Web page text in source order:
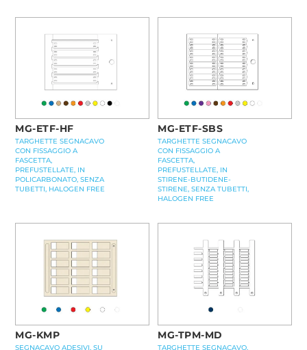
MG-ETF-HF
TARGHETTE SEGNACAVO
CON FISSAGGIO A
FASCETTA,
PREFUSTELLATE, IN
POLICARBONATO, SENZA
TUBETTI, HALOGEN FREE
MG-ETF-SBS
TARGHETTE SEGNACAVO
CON FISSAGGIO A
FASCETTA,
PREFUSTELLATE, IN
STIRENE-BUTIDENE-
STIRENE, SENZA TUBETTI,
HALOGEN FREE
MG-KMP
SEGNACAVO ADESIVI, SU
MG-TPM-MD
TARGHETTE SEGNACAVO,